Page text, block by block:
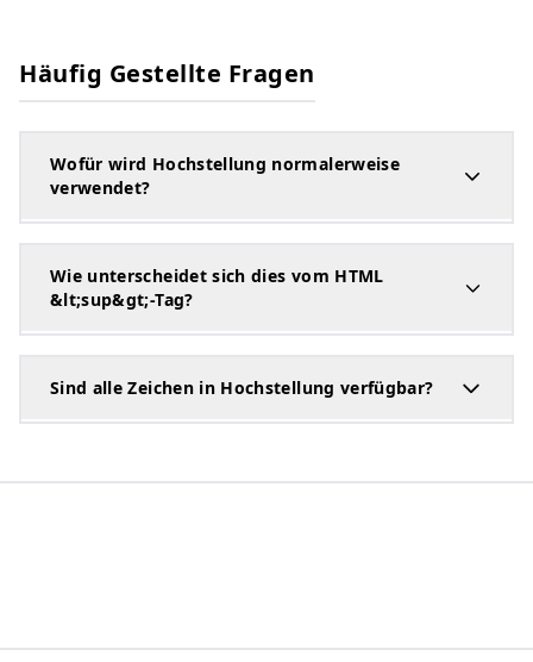
Häufig Gestellte Fragen
Wofür wird Hochstellung normalerweise
verwendet?
Wie unterscheidet sich dies vom HTML
&lt;sup&gt;-Tag?
Sind alle Zeichen in Hochstellung verfügbar?